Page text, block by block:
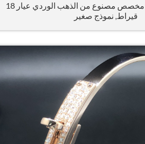
سوار الحب كارتييه مخصص مصنوع من الذهب الوردي عيار 18
قيراط, نموذج صغير